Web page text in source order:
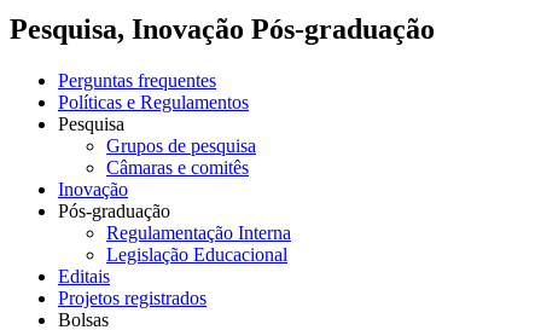
Pesquisa, Inovação Pós-graduação
Perguntas frequentes
Políticas e Regulamentos
Pesquisa
Grupos de pesquisa
Câmaras e comitês
Inovação
Pós-graduação
Regulamentação Interna
Legislação Educacional
Editais
Projetos registrados
Bolsas